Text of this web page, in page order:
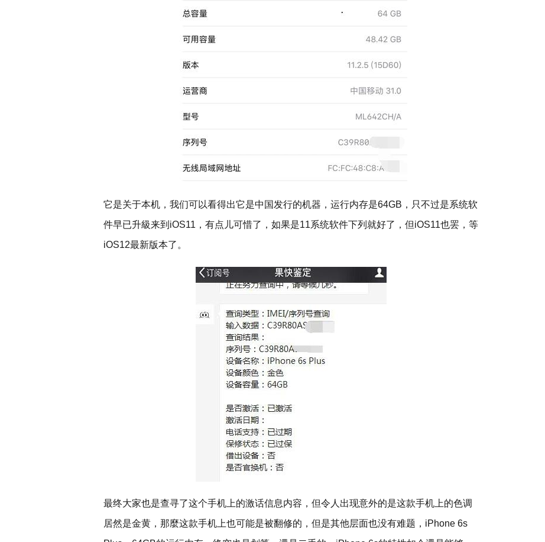
它是关于本机，我们可以看得出它是中国发行的机器，运行内存是64GB，只不过是系统软
件早已升級来到iOS11，有点儿可惜了，如果是11系统软件下列就好了，但iOS11也罢，等
iOS12最新版本了。
最终大家也是查寻了这个手机上的激话信息内容，但令人出现意外的是这款手机上的色调
居然是金黄，那麼这款手机上也可能是被翻修的，但是其他层面也没有难题，iPhone 6s